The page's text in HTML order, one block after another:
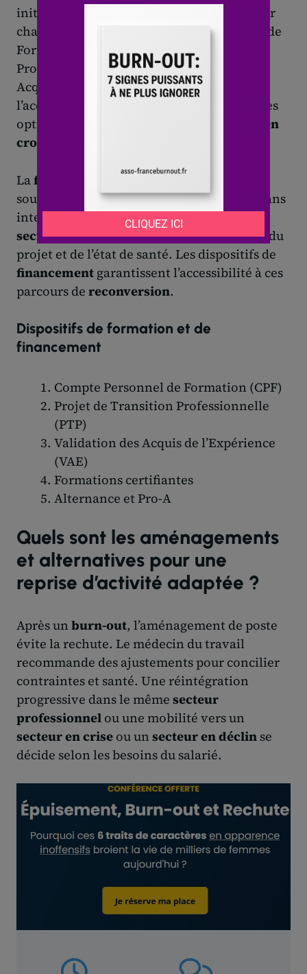
initiale offrent des solutions concrètes pour
changer de
. Le Compte Personnel de
Formation (CPF), le Projet de Transition
Professionnelle (PTP) et la Validation des
Acquis de l’Expérience (VAE) financent
l’acquisition de nouvelles
. Ces
options permettent d’intégrer un
secteur en
croissance
Laformation continues’adresse à ceux
souhaitant renforcer leurscompétences
sans
interrompre leur activité. Le choix d’un
secteur en évolutionou endéclindépend du
projet et de l’état de santé. Les dispositifs de
financement garantissent l’accessibilité à ces
parcours de reconversion.
Dispositifs de formation et de
financement
Compte Personnel de Formation (CPF)
Projet de Transition Professionnelle
(PTP)
Validation des Acquis de l’Expérience
(VAE)
Formations certifiantes
Alternance et Pro-A
Quels sont les aménagements
et alternatives pour une
reprise d’activité adaptée ?
Après un burn-out, l’aménagement de poste
évite la rechute. Le médecin du travail
recommande des ajustements pour concilier
contraintes et santé. Une réintégration
progressive dans le même secteur
professionnel ou une mobilité vers un
secteur en crise ou un secteur en déclin se
décide selon les besoins du salarié.